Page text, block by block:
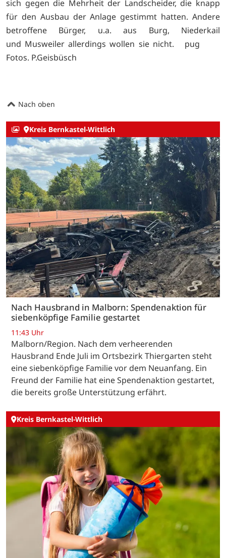
sich gegen die Mehrheit der Landscheider, die knapp
für den Ausbau der Anlage gestimmt hatten. Andere
betroffene Bürger, u.a. aus Burg, Niederkail
und Musweiler allerdings wollen sie nicht. pug
Fotos. P.Geisbüsch
Nach oben
Kreis Bernkastel-Wittlich
Nach Hausbrand in Malborn: Spendenaktion für
siebenköpfige Familie gestartet
11:43 Uhr
Malborn/Region. Nach dem verheerenden
Hausbrand Ende Juli im Ortsbezirk Thiergarten steht
eine siebenköpfige Familie vor dem Neuanfang. Ein
Freund der Familie hat eine Spendenaktion gestartet,
die bereits große Unterstützung erfährt.
Kreis Bernkastel-Wittlich